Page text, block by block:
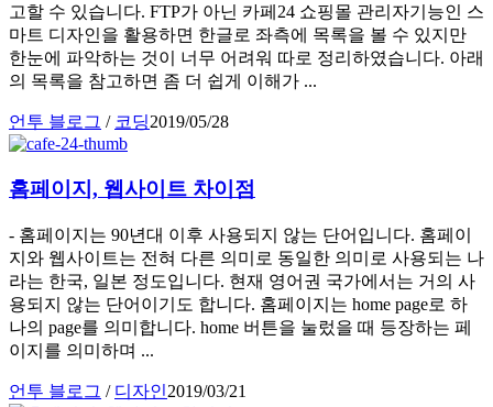
고할 수 있습니다. FTP가 아닌 카페24 쇼핑몰 관리자기능인 스
마트 디자인을 활용하면 한글로 좌측에 목록을 볼 수 있지만
한눈에 파악하는 것이 너무 어려워 따로 정리하였습니다. 아래
의 목록을 참고하면 좀 더 쉽게 이해가 ...
언투 블로그 / 코딩2019/05/28
홈페이지, 웹사이트 차이점
- 홈페이지는 90년대 이후 사용되지 않는 단어입니다. 홈페이
지와 웹사이트는 전혀 다른 의미로 동일한 의미로 사용되는 나
라는 한국, 일본 정도입니다. 현재 영어권 국가에서는 거의 사
용되지 않는 단어이기도 합니다. 홈페이지는 home page로 하
나의 page를 의미합니다. home 버튼을 눌렀을 때 등장하는 페
이지를 의미하며 ...
언투 블로그 / 디자인2019/03/21